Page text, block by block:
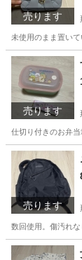
売ります
未使用のまま置い
沖縄 那覇市
売ります
仕切り付きのお弁当
沖縄 那覇市
売ります
数回使用。傷汚れ
沖縄 那覇市